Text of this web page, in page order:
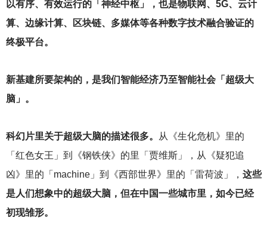
以有序、有效运行的「神经中枢」，也是物联网、5G、云计
算、边缘计算、区块链、多媒体等各种数字技术融合验证的
终极平台。
新基建所要架构的，是我们智能经济乃至智能社会「超级大
脑」。
科幻片里关于超级大脑的描述很多。
从《生化危机》里的
「红色女王」到《钢铁侠》的里「贾维斯」，从《疑犯追
凶》里的「machine」到《西部世界》里的「雷荷波」， 这些
是人们想象中的超级大脑，但在中国一些城市里，如今已经
初现雏形。